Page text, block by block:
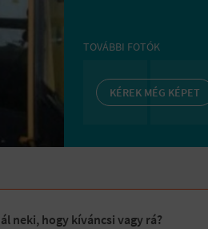
TOVÁBBI FOTÓK
KÉREK MÉG KÉPET
neki, hogy kíváncsi vagy rá?